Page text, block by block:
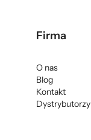
Firma
O nas
Blog
Kontakt
Dystrybutorzy